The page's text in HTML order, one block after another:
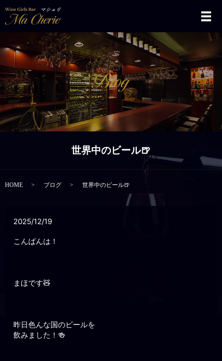
メ
世界中のビール🍺
HOME ブログ 世界中のビール🍺
2025/12/19
こんばんは！
まほです🧸
昨日色んな国のビールを
飲みました！🍻